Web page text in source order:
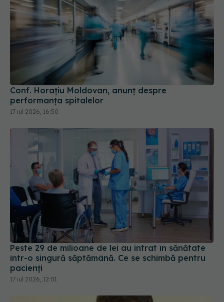
Conf. Horațiu Moldovan, anunț despre
performanța spitalelor
17 iul 2026, 16:50
Peste 29 de milioane de lei au intrat în sănătate
într-o singură săptămână. Ce se schimbă pentru
pacienți
17 iul 2026, 12:01